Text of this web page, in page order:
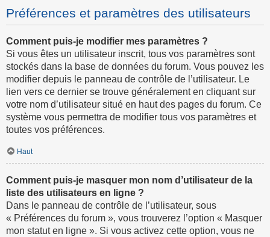
Préférences et paramètres des utilisateurs
Comment puis-je modifier mes paramètres ?
Si vous êtes un utilisateur inscrit, tous vos paramètres sont
stockés dans la base de données du forum. Vous pouvez les
modifier depuis le panneau de contrôle de l’utilisateur. Le
lien vers ce dernier se trouve généralement en cliquant sur
votre nom d’utilisateur situé en haut des pages du forum. Ce
système vous permettra de modifier tous vos paramètres et
toutes vos préférences.
Haut
Comment puis-je masquer mon nom d’utilisateur de la
liste des utilisateurs en ligne ?
Dans le panneau de contrôle de l’utilisateur, sous
« Préférences du forum », vous trouverez l’option « Masquer
mon statut en ligne ». Si vous activez cette option, vous ne